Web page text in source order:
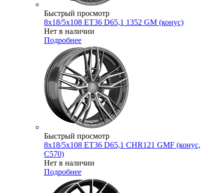
Быстрый просмотр
8x18/5x108 ET36 D65,1 1352 GM (конус)
Нет в наличии
Подробнее
Быстрый просмотр
8x18/5x108 ET36 D65,1 CHR121 GMF (конус,
C570)
Нет в наличии
Подробнее